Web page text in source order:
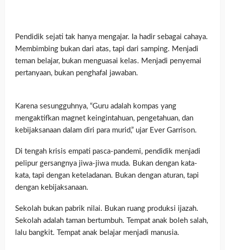
Pendidik sejati tak hanya mengajar. Ia hadir sebagai cahaya.
Membimbing bukan dari atas, tapi dari samping. Menjadi
teman belajar, bukan menguasai kelas. Menjadi penyemai
pertanyaan, bukan penghafal jawaban.
Karena sesungguhnya, “Guru adalah kompas yang
mengaktifkan magnet keingintahuan, pengetahuan, dan
kebijaksanaan dalam diri para murid,” ujar Ever Garrison.
Di tengah krisis empati pasca-pandemi, pendidik menjadi
pelipur gersangnya jiwa-jiwa muda. Bukan dengan kata-
kata, tapi dengan keteladanan. Bukan dengan aturan, tapi
dengan kebijaksanaan.
Sekolah bukan pabrik nilai. Bukan ruang produksi ijazah.
Sekolah adalah taman bertumbuh. Tempat anak boleh salah,
lalu bangkit. Tempat anak belajar menjadi manusia.